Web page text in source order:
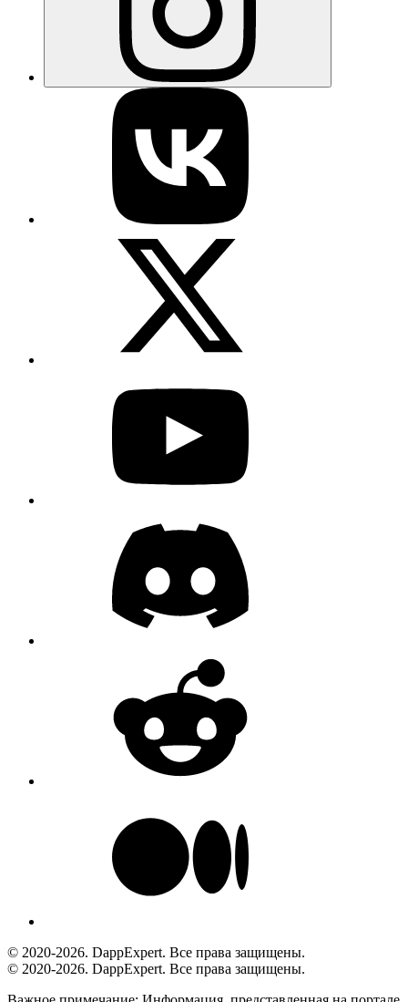
© 2020-2026. DappExpert. Все права защищены.
© 2020-2026. DappExpert. Все права защищены.